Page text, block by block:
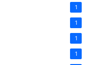
1
1
1
1